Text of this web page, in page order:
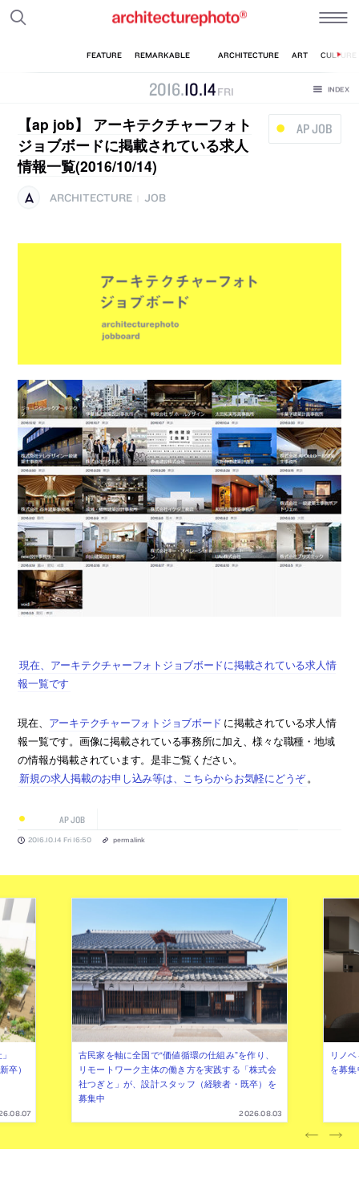
2016.10.14 FRI
AP JOB
【ap job】 アーキテクチャーフォト
ジョブボードに掲載されている求人
情報一覧(2016/10/14)
ARCHITECTURE JOB
現在、アーキテクチャーフォトジョブボードに掲載されている求人情
報一覧です
現在、 アーキテクチャーフォトジョブボード に掲載されている求人情
報一覧です。画像に掲載されている事務所に加え、様々な職種・地域
の情報が掲載されています。是非ご覧ください。
新規の求人掲載のお申し込み等は、こちらからお気軽にどうぞ。
AP JOB
2016.10.14 Fri 16:50 permalink
卒）
古民家を軸に全国で“価値循環の仕組み”を作り、
リモートワーク主体の働き方を実践する「株式会
社つぎと」が、設計スタッフ（経験者・既卒）を
募集中
2026.08.03
リノ
を募